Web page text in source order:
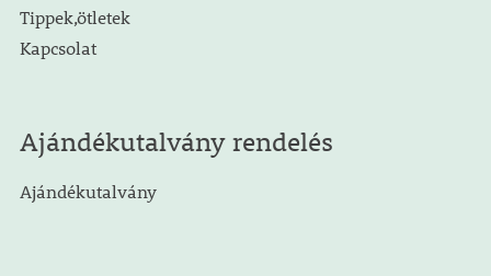
Tippek,ötletek
Kapcsolat
Ajándékutalvány rendelés
Ajándékutalvány